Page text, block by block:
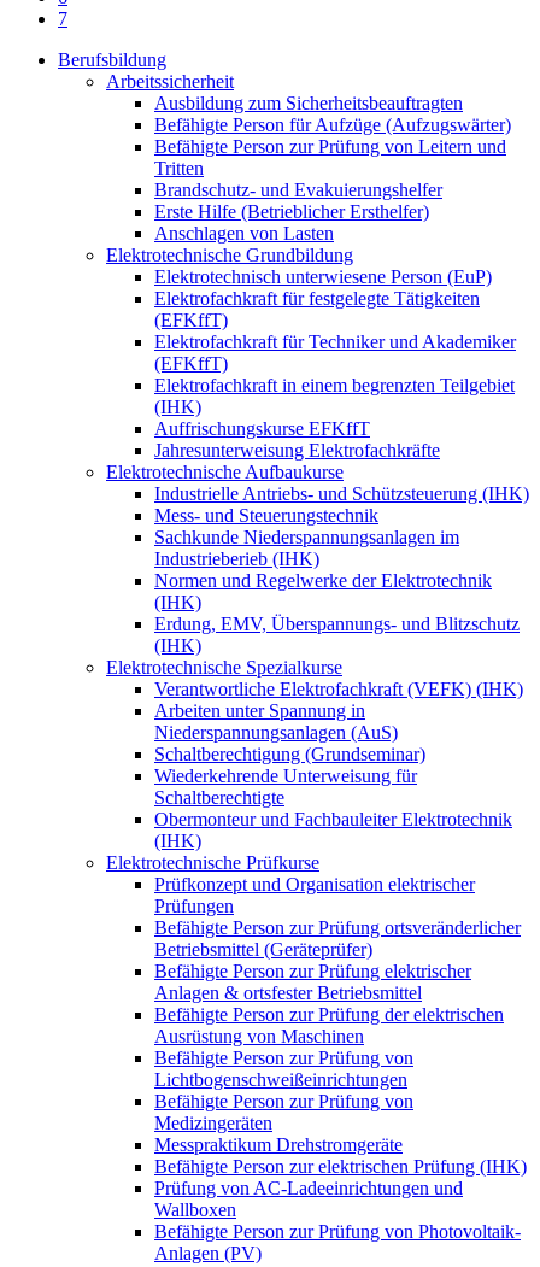
7
Berufsbildung
Arbeitssicherheit
Ausbildung zum Sicherheitsbeauftragten
Befähigte Person für Aufzüge (Aufzugswärter)
Befähigte Person zur Prüfung von Leitern und
Tritten
Brandschutz- und Evakuierungshelfer
Erste Hilfe (Betrieblicher Ersthelfer)
Anschlagen von Lasten
Elektrotechnische Grundbildung
Elektrotechnisch unterwiesene Person (EuP)
Elektrofachkraft für festgelegte Tätigkeiten
(EFKffT)
Elektrofachkraft für Techniker und Akademiker
(EFKffT)
Elektrofachkraft in einem begrenzten Teilgebiet
(IHK)
Auffrischungskurse EFKffT
Jahresunterweisung Elektrofachkräfte
Elektrotechnische Aufbaukurse
Industrielle Antriebs- und Schützsteuerung (IHK)
Mess- und Steuerungstechnik
Sachkunde Niederspannungsanlagen im
Industrieberieb (IHK)
Normen und Regelwerke der Elektrotechnik
(IHK)
Erdung, EMV, Überspannungs- und Blitzschutz
(IHK)
Elektrotechnische Spezialkurse
Verantwortliche Elektrofachkraft (VEFK) (IHK)
Arbeiten unter Spannung in
Niederspannungsanlagen (AuS)
Schaltberechtigung (Grundseminar)
Wiederkehrende Unterweisung für
Schaltberechtigte
Obermonteur und Fachbauleiter Elektrotechnik
(IHK)
Elektrotechnische Prüfkurse
Prüfkonzept und Organisation elektrischer
Prüfungen
Befähigte Person zur Prüfung ortsveränderlicher
Betriebsmittel (Geräteprüfer)
Befähigte Person zur Prüfung elektrischer
Anlagen & ortsfester Betriebsmittel
Befähigte Person zur Prüfung der elektrischen
Ausrüstung von Maschinen
Befähigte Person zur Prüfung von
Lichtbogenschweißeinrichtungen
Befähigte Person zur Prüfung von
Medizingeräten
Messpraktikum Drehstromgeräte
Befähigte Person zur elektrischen Prüfung (IHK)
Prüfung von AC-Ladeeinrichtungen und
Wallboxen
Befähigte Person zur Prüfung von Photovoltaik-
Anlagen (PV)